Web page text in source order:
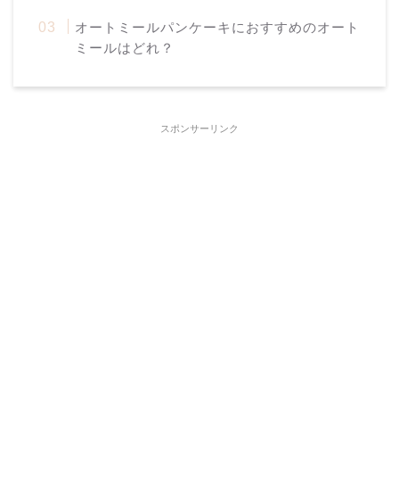
オートミールパンケーキにおすすめのオート
ミールはどれ？
スポンサーリンク